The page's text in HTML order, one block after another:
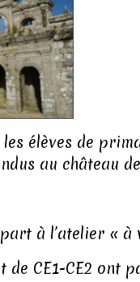
les élèves de
au château
à l’atelier « à
de CE1-CE2